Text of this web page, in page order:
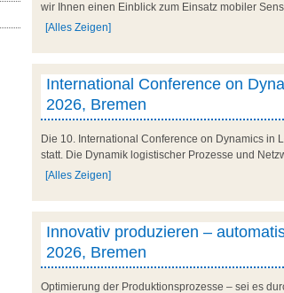
wir Ihnen einen Einblick zum Einsatz mobiler
[Alles Zeigen]
International Conference on
2026, Bremen
Die 10. International Conference on Dynamics in
statt. Die Dynamik logistischer Prozesse und
[Alles Zeigen]
Innovativ produzieren –
2026, Bremen
Optimierung der Produktionsprozesse – sei es